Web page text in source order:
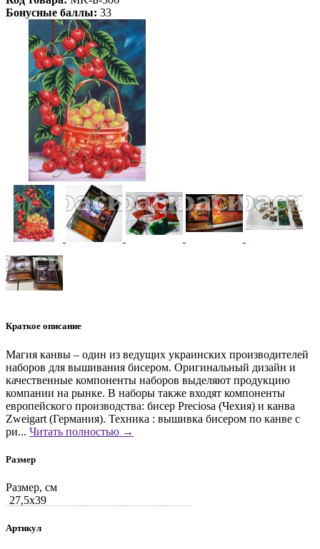
Бонусные баллы: 33
Краткое описание
Магия канвы – один из ведущих украинских производителей
наборов для вышивания бисером. Оригинальный дизайн и
качественные компоненты наборов выделяют продукцию
компании на рынке. В наборы также входят компоненты
европейского производства: бисер Preciosa (Чехия) и канва
Zweigart (Германия). Техника : вышивка бисером по канве с
ри... Читать полностью →
Размер
Размер, см
27,5x39
Артикул